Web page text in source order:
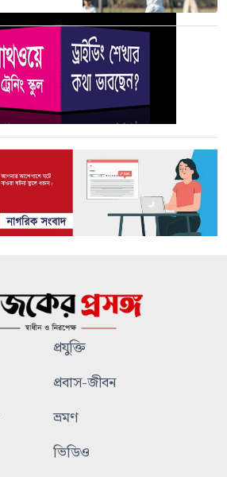
প্রযুক্তি
প্রবাস-জীবন
ভ্রমণ
ভিডিও